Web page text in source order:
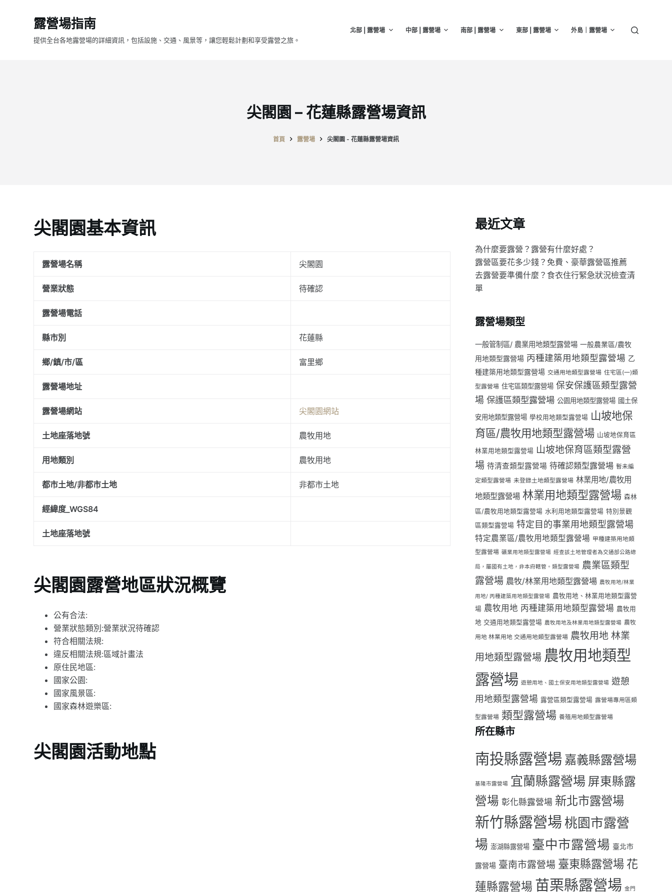
露營場指南
提供全台各地露營場的詳細資訊，包括設施、交通、風景等，讓您輕鬆計劃和享受露營之旅。
北部 | 露營場 中部 | 露營場 南部 | 露營場 東部 | 露營場 外島｜露營場
尖閣園 – 花蓮縣露營場資訊
首頁 露營場 尖閣園 - 花蓮縣露營場資訊
尖閣園基本資訊
露營場名稱 尖閣園
營業狀態 待確認
露營場電話
縣市別 花蓮縣
鄉/鎮/市/區 富里鄉
露營場地址
露營場網站 尖閣園網站
土地座落地號 農牧用地
用地類別 農牧用地
都市土地/非都市土地 非都市土地
經緯度_WGS84
土地座落地號
尖閣園露營地區狀況概覽
公有合法:
營業狀態類別:營業狀況待確認
符合相關法規:
違反相關法規:區域計畫法
原住民地區:
國家公園:
國家風景區:
國家森林遊樂區:
尖閣園活動地點
最近文章
為什麼要露營？露營有什麼好處？
露營區要花多少錢？免費、豪華露營區推薦
去露營要準備什麼？食衣住行緊急狀況檢查清
單
露營場類型
一般管制區/ 農業用地類型露營場 一般農業區/農牧
用地類型露營場 丙種建築用地類型露營場 乙
種建築用地類型露營場 交通用地類型露營場 住宅區(一)類
型露營場 住宅區類型露營場 保安保護區類型露營
場 保護區類型露營場 公園用地類型露營場 國土保
安用地類型露營場 學校用地類型露營場 山坡地保
育區/農牧用地類型露營場 山坡地保育區
林業用地類型露營場 山坡地保育區類型露營
場 待清查類型露營場 待確認類型露營場 暫未編
定類型露營場 未登錄土地類型露營場 林業用地/農牧用
地類型露營場 林業用地類型露營場 森林
區/農牧用地類型露營場 水利用地類型露營場 特別景觀
區類型露營場 特定目的事業用地類型露營場
特定農業區/農牧用地類型露營場 甲種建築用地類
型露營場 礦業用地類型露營場 經查該土地管理者為交通部公路總
局，屬國有土地，非本府轄管。類型露營場 農業區類型
露營場 農牧/林業用地類型露營場 農牧用地/林業
用地/ 丙種建築用地類型露營場 農牧用地、林業用地類型露營
場 農牧用地 丙種建築用地類型露營場 農牧用
地 交通用地類型露營場 農牧用地及林業用地類型露營場 農牧
用地 林業用地 交通用地類型露營場 農牧用地 林業
用地類型露營場 農牧用地類型
露營場 遊憩用地、國土保安用地類型露營場 遊憩
用地類型露營場 露營區類型露營場 露營場專用區類
型露營場 類型露營場 養殖用地類型露營場
所在縣市
南投縣露營場 嘉義縣露營場
基隆市露營場 宜蘭縣露營場 屏東縣露
營場 彰化縣露營場 新北市露營場
新竹縣露營場 桃園市露營
場 澎湖縣露營場 臺中市露營場 臺北市
露營場 臺南市露營場 臺東縣露營場 花
蓮縣露營場 苗栗縣露營場 金門